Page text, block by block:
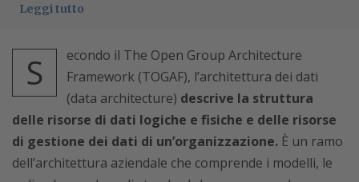
Leggi tutto
S
econdo il The Open Group Architecture
Framework (TOGAF), l’architettura dei dati
(data architecture) descrive la struttura
delle risorse di dati logiche e fisiche e delle risorse
di gestione dei dati di un’organizzazione. È un ramo
dell’architettura aziendale che comprende i modelli, le